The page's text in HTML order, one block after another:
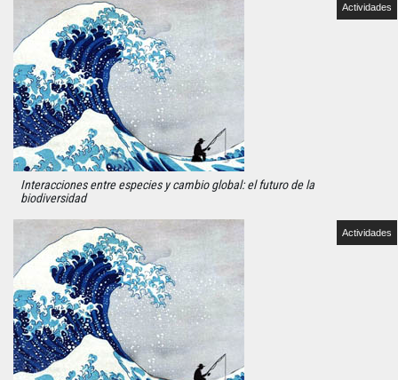
Actividades
Interacciones entre especies y cambio global: el futuro de la
biodiversidad
Actividades